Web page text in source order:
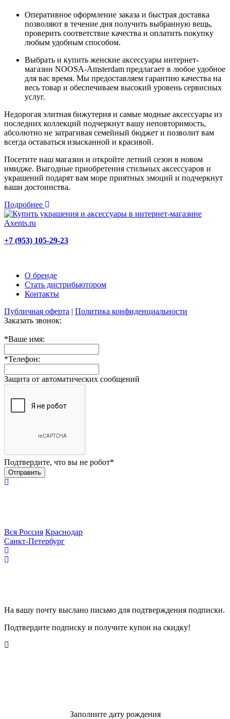
Оперативное оформление заказа и быстрая доставка
позволяют в течение дня получить выбранную вещь,
проверить соответствие качества и оплатить покупку
любым удобным способом.
Выбрать и купить женские аксессуары интернет-
магазин NOOSA-Amsterdam предлагает в любое удобное
для вас время. Мы предоставляем гарантию качества на
весь товар и обеспечиваем высокий уровень сервисных
услуг.
Недорогая элитная бижутерия и самые модные аксессуары из
последних коллекций подчеркнут вашу неповторимость,
абсолютно не затрагивая семейный бюджет и позволит вам
всегда оставаться изысканной и красивой.
Посетите наш магазин и откройте летний сезон в новом
имидже. Выгодные приобретения стильных аксессуаров и
украшений подарят вам море приятных эмоций и подчеркнут
ваши достоинства.
Подробнее
+7 (953) 105-29-23
О бренде
Стать дистрибьютором
Контакты
Публичная оферта | Политика конфиденциальности
Заказать звонок:
*Ваше имя:
*Телефон:
Защита от автоматических сообщений
Подтвердите, что вы не робот*
Вся Россия Краснодар
Санкт-Петербург
На вашу почту выслано письмо для подтверждения подписки.
Подтвердите подписку и получите купон на скидку!
Заполните дату рождения